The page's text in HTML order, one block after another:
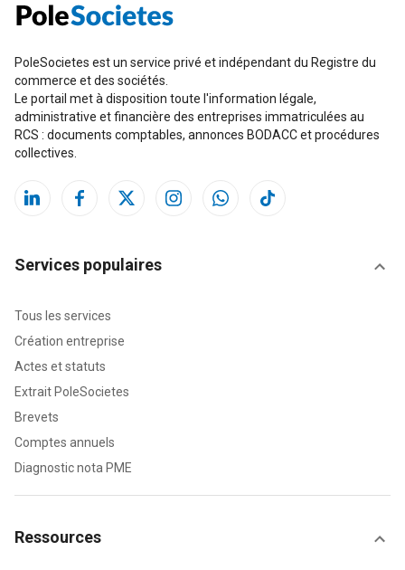
PoleSocietes est un service privé et indépendant du Registre du
commerce et des sociétés.
Le portail met à disposition toute l'information légale,
administrative et financière des entreprises immatriculées au
RCS : documents comptables, annonces BODACC et procédures
collectives.
Services populaires
Tous les services
Création entreprise
Actes et statuts
Extrait PoleSocietes
Brevets
Comptes annuels
Diagnostic nota PME
Ressources